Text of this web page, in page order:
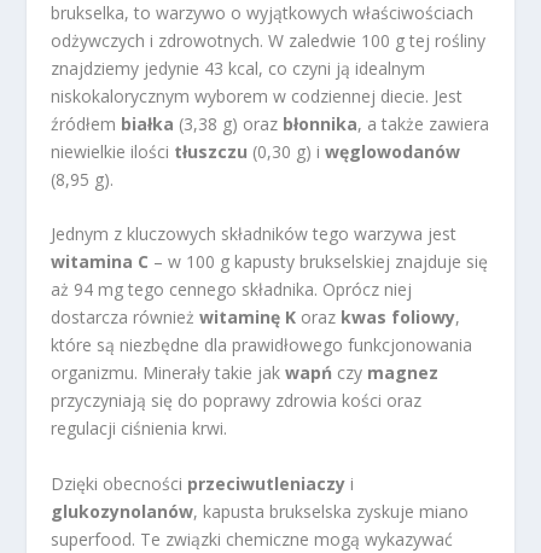
brukselka, to warzywo o wyjątkowych właściwościach
odżywczych i zdrowotnych. W zaledwie 100 g tej rośliny
znajdziemy jedynie 43 kcal, co czyni ją idealnym
niskokalorycznym wyborem w codziennej diecie. Jest
źródłem białka (3,38 g) oraz błonnika, a także zawiera
niewielkie ilości tłuszczu (0,30 g) iwęglowodanów
(8,95 g).
Jednym z kluczowych składników tego warzywa jest
witamina C – w 100 g kapusty brukselskiej znajduje się
aż 94 mg tego cennego składnika. Oprócz niej
dostarcza równieżwitaminę K oraz kwas foliowy,
które są niezbędne dla prawidłowego funkcjonowania
organizmu. Minerały takie jakwapń czy magnez
przyczyniają się do poprawy zdrowia kości oraz
regulacji ciśnienia krwi.
Dzięki obecności przeciwutleniaczy i
glukozynolanów, kapusta brukselska zyskuje miano
superfood. Te związki chemiczne mogą wykazywać